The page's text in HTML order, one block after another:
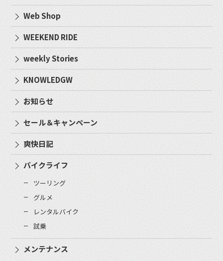
Web Shop
WEEKEND RIDE
weekly Stories
KNOWLEDGW
お知らせ
セール＆キャンペーン
爽快日記
バイクライフ
ツーリング
グルメ
レンタルバイク
試乗
メンテナンス